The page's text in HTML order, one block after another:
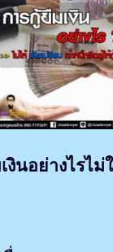
นอย่างไรไม่